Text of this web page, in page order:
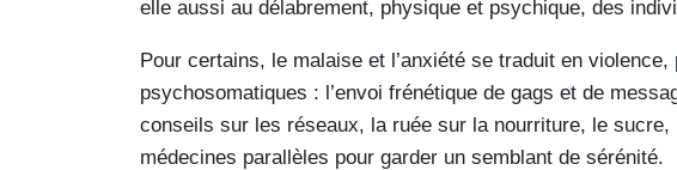
elle aussi au délabrement, physique et psychique, des
Pour certains, le malaise et l’anxiété se traduit en violence,
psychosomatiques : l’envoi frénétique de gags et de
conseils sur les réseaux, la ruée sur la nourriture, le sucre,
médecines parallèles pour garder un semblant de sérénité.